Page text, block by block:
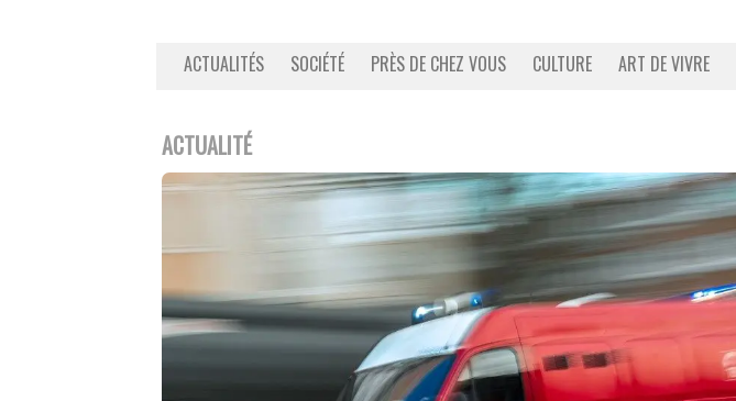
ACTUALITÉS SOCIÉTÉ PRÈS DE CHEZ VOUS CULTURE ART DE VIVRE
ACTUALITÉ